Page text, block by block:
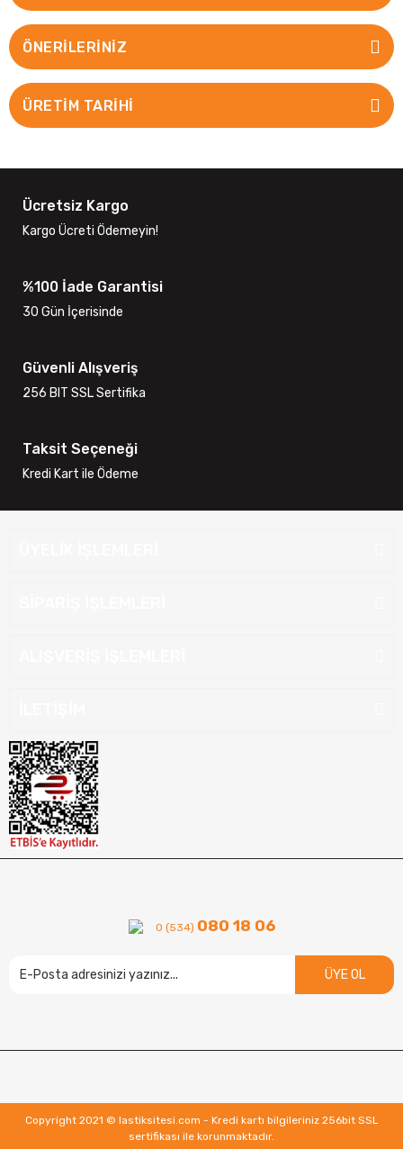
ÖNERILERINIZ
ÜRETİM TARİHİ
Ücretsiz Kargo
Kargo Ücreti Ödemeyin!
%100 İade Garantisi
30 Gün İçerisinde
Güvenli Alışveriş
256 BIT SSL Sertifika
Taksit Seçeneği
Kredi Kart ile Ödeme
0 (534) 080 18 06
ÜYE OL
Copyright 2021 © lastiksitesi.com - Kredi kartı bilgileriniz 256bit SSL
sertifikası ile korunmaktadır.